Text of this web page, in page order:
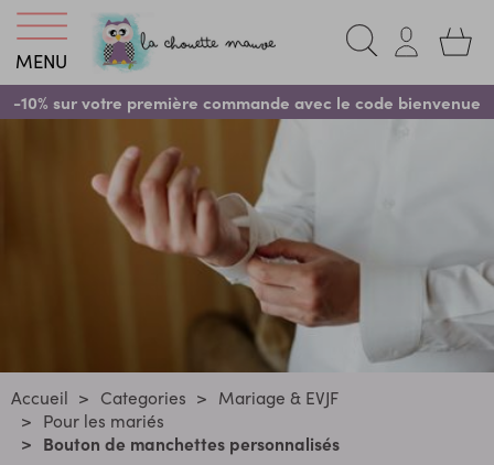
MENU
-10% sur votre première commande avec le code bienvenue
Accueil Categories
Mariage & EVJF
Pour les mariés
Bouton de manchettes personnalisés